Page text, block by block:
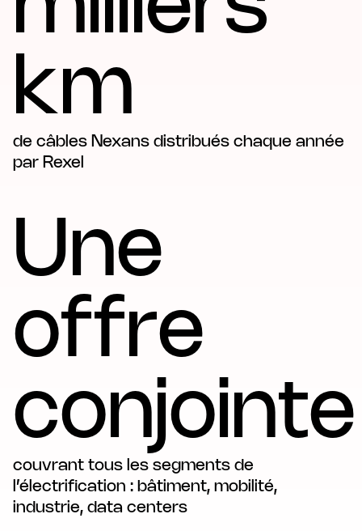
km
de câbles Nexans distribués chaque année
par Rexel
Une
offre
conjointe
couvrant tous les segments de
l’électrification : bâtiment, mobilité,
industrie, data centers